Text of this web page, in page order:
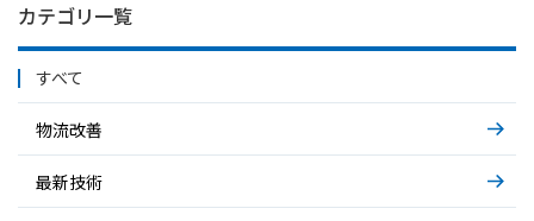
カテゴリ一覧
すべて
物流改善
最新技術